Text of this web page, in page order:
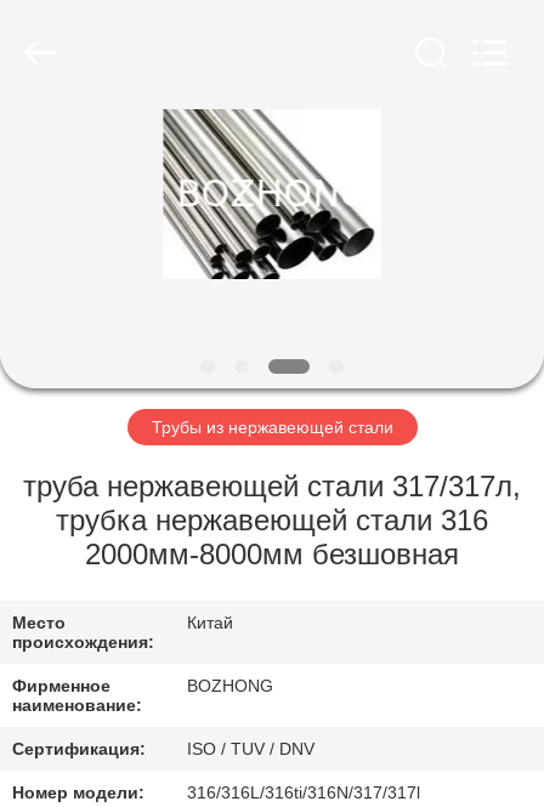
ПРОДУКТЫ
ПУТЕШЕСТВИЕ
ФАБРИКИ
ПРОВЕРКА
КАЧЕСТВА
СВЯЖИТЕСЬ
МЫ
СПРОСИТЕ
ЦИТАТУ
Трубы из нержавеющей стали
труба нержавеющей стали 317/317л,
трубка нержавеющей стали 316
2000мм-8000мм безшовная
Место
происхождения:
Китай
Фирменное
наименование:
BOZHONG
Сертификация: ISO / TUV / DNV
Номер модели: 316/316L/316ti/316N/317/317l